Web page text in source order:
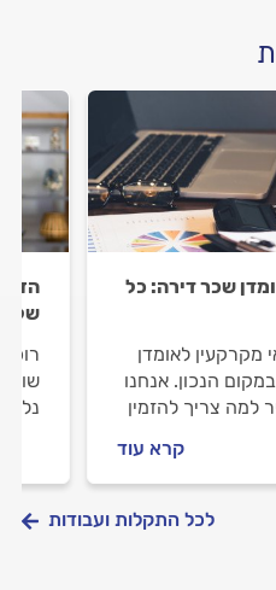
שכר דירה: כל
מקרקעין לאומדן
הנכון. אנחנו
למה צריך להזמין
קרא עוד
שלב
לכל התקלות ועבודות